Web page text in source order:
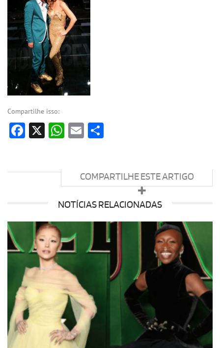
Compartilhe isso:
Facebook
X WhatsApp
Email
COMPARTILHE ESTE ARTIGO
NOTÍCIAS RELACIONADAS